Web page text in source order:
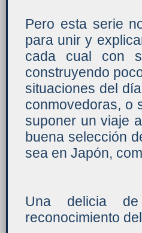
Pero esta serie
para unir y
cada cual con
construyendo
situaciones del
conmovedoras, o
suponer un viaje
buena selección
sea en Japón,
Una delicia
reconocimiento